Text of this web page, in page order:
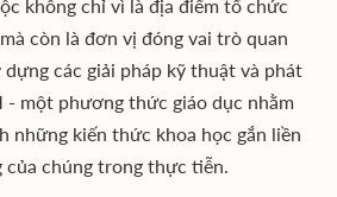
không chỉ vì là địa điểm tổ chức
còn là đơn vị đóng vai trò quan
các giải pháp kỹ thuật và phát
- một phương thức giáo dục nhằm
những kiến thức khoa học gắn liền
chúng trong thực tiễn.